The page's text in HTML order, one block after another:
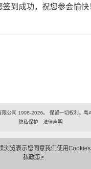
浏览表示您同意我们使用Cookies
私政策>
签到成功，祝您参会愉快
限公司 1998-2026。 保留一切权利。
隐私保护
法律声明